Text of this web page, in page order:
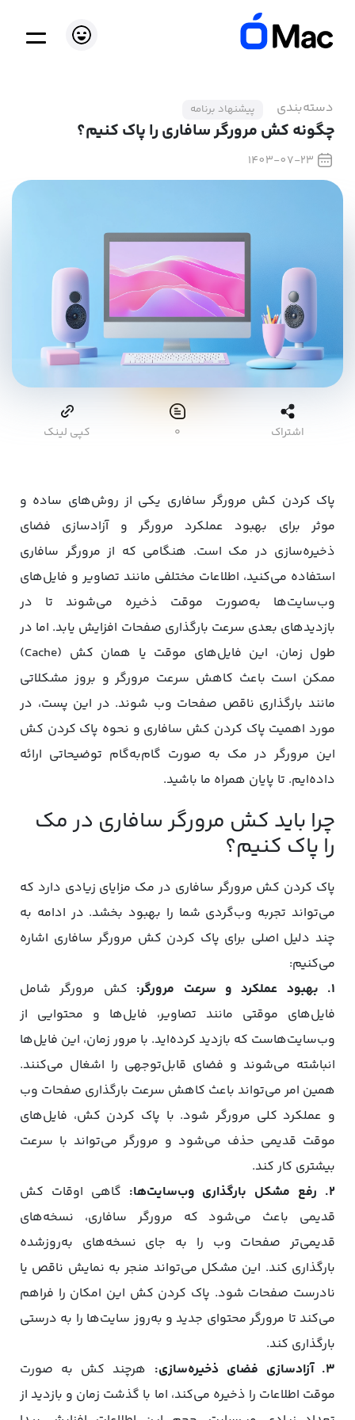
دسته‌بندی پیشنهاد برنامه
چگونه کش مرورگر سافاری را پاک کنیم؟
1403-07-23
اشتراک ۰ کپی لینک
پاک کردن کش مرورگر سافاری یکی از روش‌های ساده و
موثر برای بهبود عملکرد مرورگر و آزادسازی فضای
ذخیره‌سازی در مک است. هنگامی که از مرورگر سافاری
استفاده می‌کنید، اطلاعات مختلفی مانند تصاویر و فایل‌های
وب‌سایت‌ها به‌صورت موقت ذخیره می‌شوند تا در
بازدیدهای بعدی سرعت بارگذاری صفحات افزایش یابد. اما در
طول زمان، این فایل‌های موقت یا همان کش (Cache)
ممکن است باعث کاهش سرعت مرورگر و بروز مشکلاتی
مانند بارگذاری ناقص صفحات وب شوند. در این پست، در
مورد اهمیت پاک کردن کش سافاری و نحوه پاک کردن کش
این مرورگر در مک به ‌صورت گام‌به‌گام توضیحاتی ارائه
داده‌ایم. تا پایان همراه ما باشید.
چرا باید کش مرورگر سافاری در مک
را پاک کنیم؟
پاک کردن کش مرورگر سافاری در مک مزایای زیادی دارد که
می‌تواند تجربه وب‌گردی شما را بهبود بخشد. در ادامه به
چند دلیل اصلی برای پاک کردن کش مرورگر سافاری اشاره
می‌کنیم:
1. بهبود عملکرد و سرعت مرورگر:
کش مرورگر شامل
فایل‌های موقتی مانند تصاویر، فایل‌ها و محتوایی از
وب‌سایت‌هاست که بازدید کرده‌اید. با مرور زمان، این فایل‌ها
انباشته می‌شوند و فضای قابل‌توجهی را اشغال می‌کنند.
همین امر می‌تواند باعث کاهش سرعت بارگذاری صفحات وب
و عملکرد کلی مرورگر شود. با پاک کردن کش، فایل‌های
موقت قدیمی حذف می‌شود و مرورگر می‌تواند با سرعت
بیشتری کار کند.
2. رفع مشکل بارگذاری وب‌سایت‌ها:
گاهی اوقات کش
قدیمی باعث می‌شود که مرورگر سافاری، نسخه‌های
قدیمی‌تر صفحات وب را به جای نسخه‌های به‌روز‌شده
بارگذاری کند. این مشکل می‌تواند منجر به نمایش ناقص یا
نادرست صفحات شود. پاک کردن کش این امکان را فراهم
می‌کند تا مرورگر محتوای جدید و به‌روز سایت‌ها را به‌ درستی
بارگذاری کند.
3. آزادسازی فضای ذخیره‌سازی:
هرچند کش به صورت
موقت اطلاعات را ذخیره می‌کند، اما با گذشت زمان و بازدید از